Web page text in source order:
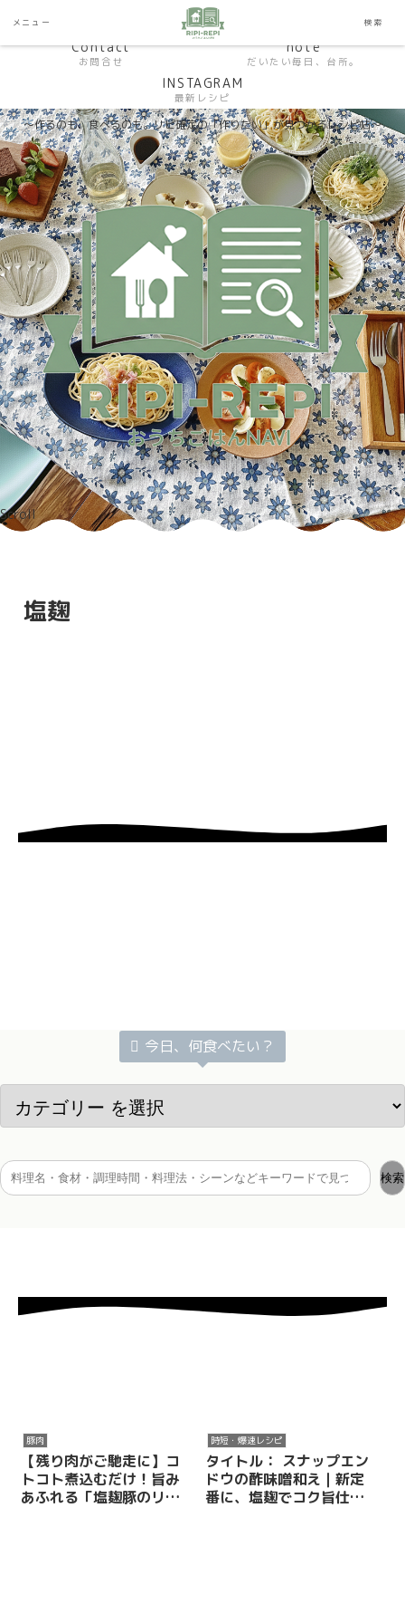
〜作るのも、食べるのも。リピ確定の「作りたい」が見つかるレシピ帖〜
Scroll
Contact
お問合せ
note
だいたい毎日、台所。
INSTAGRAM
最新レシピ
塩麹
今日、何食べたい？
検索
豚肉
【残り肉がご馳走に】コ
トコト煮込むだけ！旨み
あふれる「塩麹豚のリエ
時短・爆速レシピ
タイトル： スナップエン
ドウの酢味噌和え｜新定
番に、塩麹でコク旨仕上
メニュー 検索